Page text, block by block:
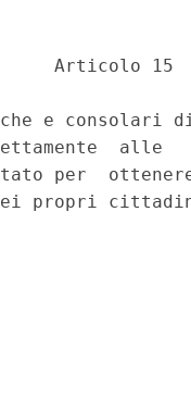
Articolo 15
e consolari
alle
per
propri